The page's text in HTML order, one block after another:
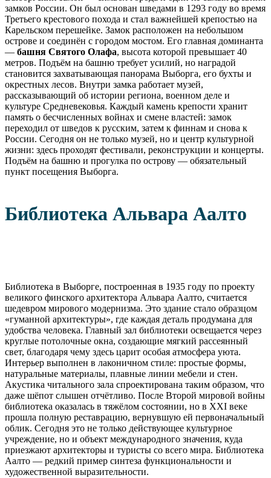
замков России. Он был основан шведами в 1293 году во время
Третьего крестового похода и стал важнейшей крепостью на
Карельском перешейке. Замок расположен на небольшом
острове и соединён с городом мостом. Его главная доминанта
— башня Святого Олафа, высота которой превышает 40
метров. Подъём на башню требует усилий, но наградой
становится захватывающая панорама Выборга, его бухты и
окрестных лесов. Внутри замка работает музей,
рассказывающий об истории региона, военном деле и
культуре Средневековья. Каждый камень крепости хранит
память о бесчисленных войнах и смене властей: замок
переходил от шведов к русским, затем к финнам и снова к
России. Сегодня он не только музей, но и центр культурной
жизни: здесь проходят фестивали, реконструкции и концерты.
Подъём на башню и прогулка по острову — обязательный
пункт посещения Выборга.
Библиотека Альвара Аалто
Библиотека в Выборге, построенная в 1935 году по проекту
великого финского архитектора Альвара Аалто, считается
шедевром мирового модернизма. Это здание стало образцом
«гуманной архитектуры», где каждая деталь продумана для
удобства человека. Главный зал библиотеки освещается через
круглые потолочные окна, создающие мягкий рассеянный
свет, благодаря чему здесь царит особая атмосфера уюта.
Интерьер выполнен в лаконичном стиле: простые формы,
натуральные материалы, плавные линии мебели и стен.
Акустика читального зала спроектирована таким образом, что
даже шёпот слышен отчётливо. После Второй мировой войны
библиотека оказалась в тяжёлом состоянии, но в XXI веке
прошла полную реставрацию, вернувшую ей первоначальный
облик. Сегодня это не только действующее культурное
учреждение, но и объект международного значения, куда
приезжают архитекторы и туристы со всего мира. Библиотека
Аалто — редкий пример синтеза функциональности и
художественной выразительности.